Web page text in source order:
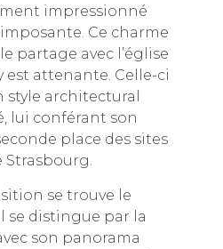
impressionné
Ce charme
partage avec l’église
est attenante. Celle-ci
style architectural
lui conférant son
place des sites
Strasbourg.
se trouve le
Il se distingue par la
son panorama